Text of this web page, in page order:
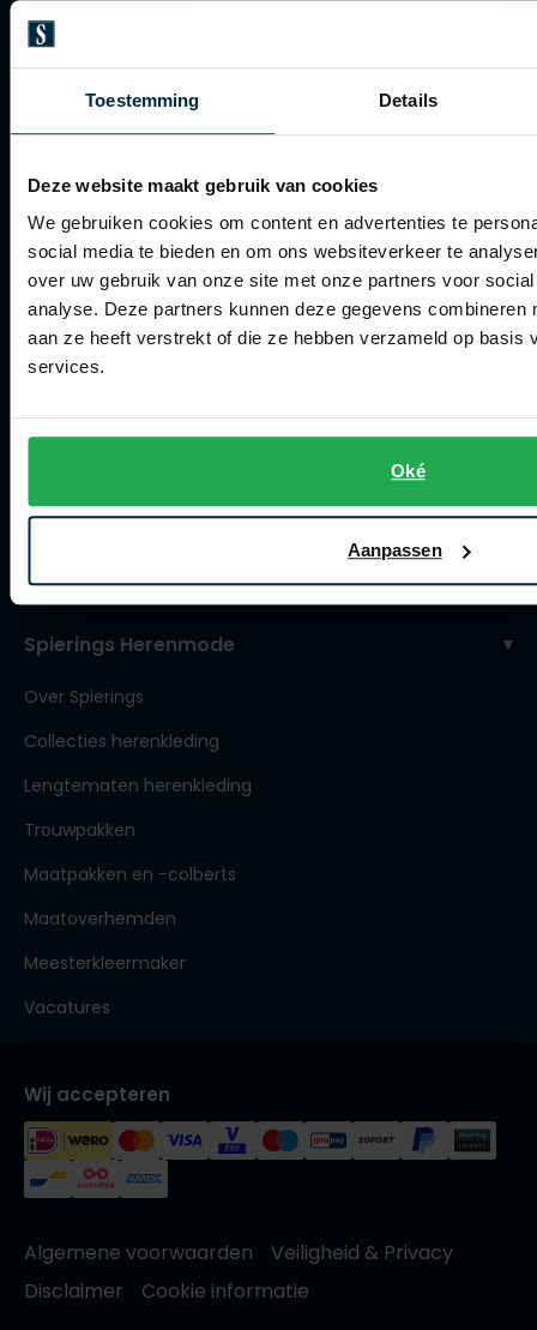
Toestemming Details
Deze website maakt gebruik van cookies
We gebruiken cookies om content en advertenties te
social media te bieden en om ons websiteverkeer te
over uw gebruik van onze site met onze partners voor
analyse. Deze partners kunnen deze gegevens combineren
aan ze heeft verstrekt of die ze hebben verzameld op basis
services.
Oké
Aanpassen
Veelgestelde vragen
Bestellen
Retourneren
Klachtenafhandeling
Actievoorwaarden
Artikelonderhoud
Winkel
Contact webshop
Spierings Herenmode
Over Spierings
Collecties herenkleding
Lengtematen herenkleding
Trouwpakken
Maatpakken en -colberts
Maatoverhemden
Meesterkleermaker
Vacatures
Wij accepteren
Algemene voorwaarden
Veiligheid & Privacy
Disclaimer
Cookie informatie